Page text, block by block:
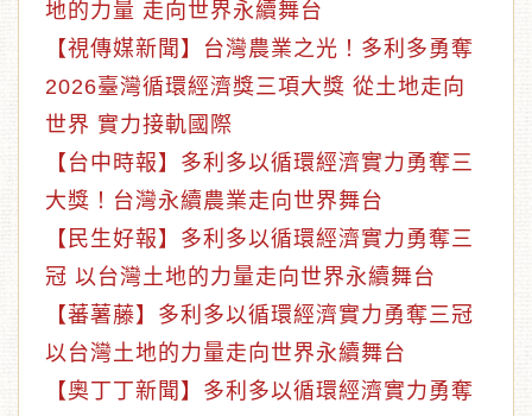
地的力量 走向世界永續舞台
【視傳媒新聞】台灣農業之光！多利多勇奪
2026臺灣循環經濟獎三項大獎 從土地走向
世界 實力接軌國際
【台中時報】多利多以循環經濟實力勇奪三
大獎！台灣永續農業走向世界舞台
【民生好報】多利多以循環經濟實力勇奪三
冠 以台灣土地的力量走向世界永續舞台
【蕃薯藤】多利多以循環經濟實力勇奪三冠
以台灣土地的力量走向世界永續舞台
【奧丁丁新聞】多利多以循環經濟實力勇奪